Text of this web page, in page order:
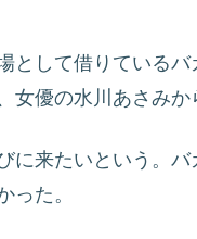
として借りている
優の水川あさみか
に来たいという。
った。